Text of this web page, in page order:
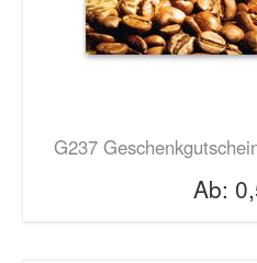
G237
Ab: